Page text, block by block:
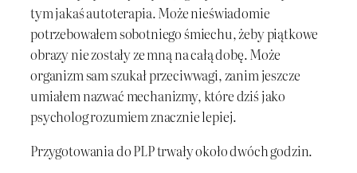
tym jakaś autoterapia. Może nieświadomie
potrzebowałem sobotniego śmiechu, żeby piątkowe
obrazy nie zostały ze mną na całą dobę. Może
organizm sam szukał przeciwwagi, zanim jeszcze
umiałem nazwać mechanizmy, które dziś jako
psycholog rozumiem znacznie lepiej.
Przygotowania do PLP trwały około dwóch godzin.